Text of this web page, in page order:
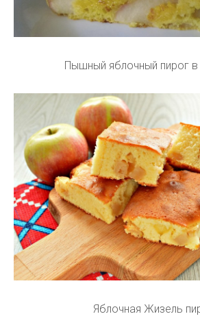
Пышный яблочный пирог в
Яблочная Жизель